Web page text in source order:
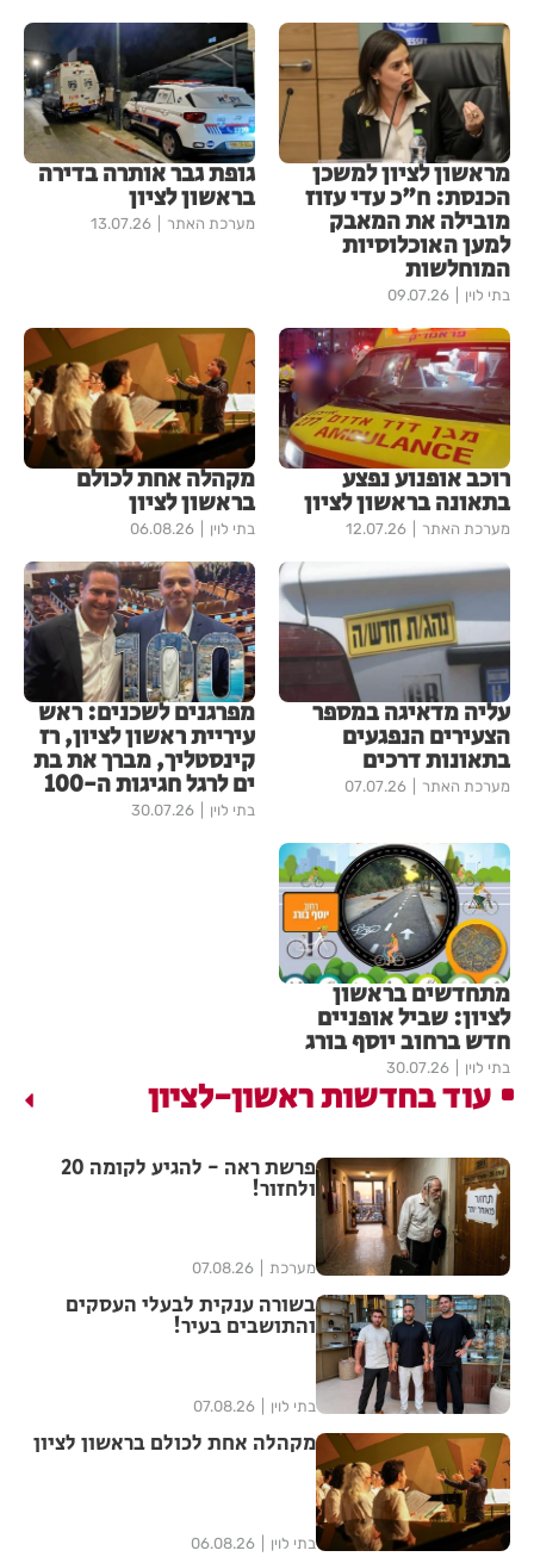
מראשון לציון למשכן
הכנסת: ח"כ עדי עזוז
מובילה את המאבק
למען האוכלוסיות
המוחלשות
בתי לוין 09.07.26
גופת גבר אותרה בדירה
בראשון לציון
מערכת האתר 13.07.26
רוכב אופנוע נפצע
בתאונה בראשון לציון
מערכת האתר 12.07.26
מקהלה אחת לכולם
בראשון לציון
בתי לוין 06.08.26
עליה מדאיגה במספר
הצעירים הנפגעים
בתאונות דרכים
מערכת האתר 07.07.26
מפרגנים לשכנים: ראש
עיריית ראשון לציון, רז
קינסטליך, מברך את בת
ים לרגל חגיגות ה-100
בתי לוין 30.07.26
מתחדשים בראשון
לציון: שביל אופניים
חדש ברחוב יוסף בורג
בתי לוין 30.07.26
עוד בחדשות ראשון-לציון
פרשת ראה - להגיע לקומה 20
ולחזור!
מערכת 07.08.26
בשורה ענקית לבעלי העסקים
והתושבים בעיר!
בתי לוין 07.08.26
מקהלה אחת לכולם בראשון לציון
בתי לוין 06.08.26